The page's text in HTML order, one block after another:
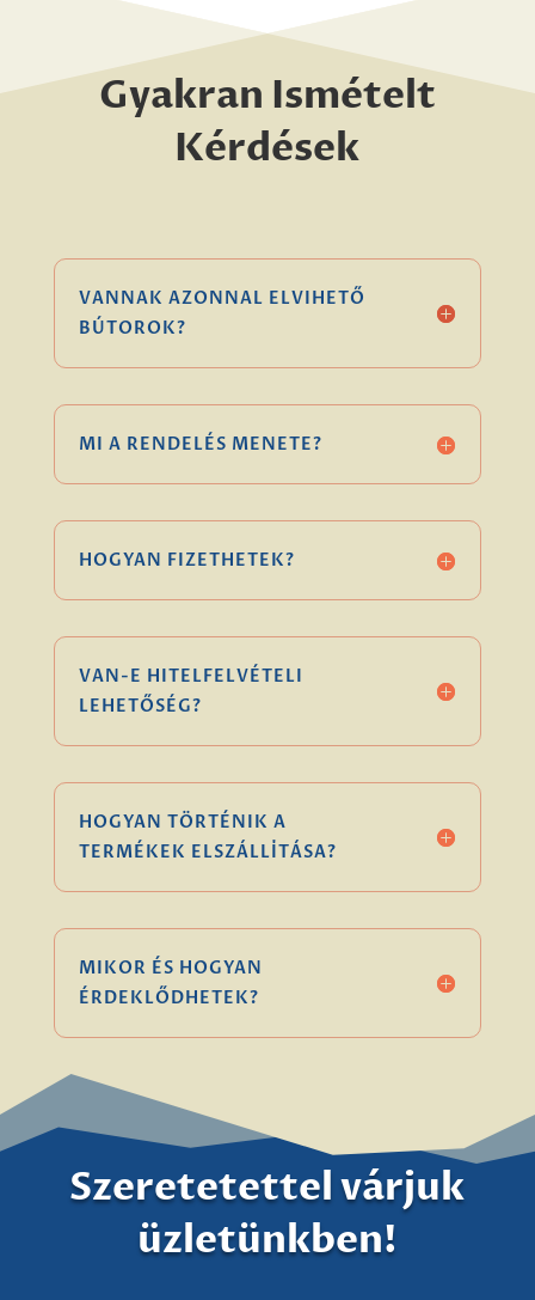
Gyakran Ismételt
Kérdések
VANNAK AZONNAL ELVIHETŐ
BÚTOROK?
MI A RENDELÉS MENETE?
HOGYAN FIZETHETEK?
VAN-E HITELFELVÉTELI
LEHETŐSÉG?
HOGYAN TÖRTÉNIK A
TERMÉKEK ELSZÁLLÍTÁSA?
MIKOR ÉS HOGYAN
ÉRDEKLŐDHETEK?
Szeretetettel várjuk
üzletünkben!